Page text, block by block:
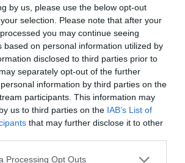
by us, please use the below opt-out
selection. Please note that after your
you may continue seeing
based on personal information utilized by
disclosed to third parties prior to
separately opt-out of the further
information by third parties on the
participants. This information may
us to third parties on the IAB’s List of
that may further disclose it to other
Processing Opt Outs